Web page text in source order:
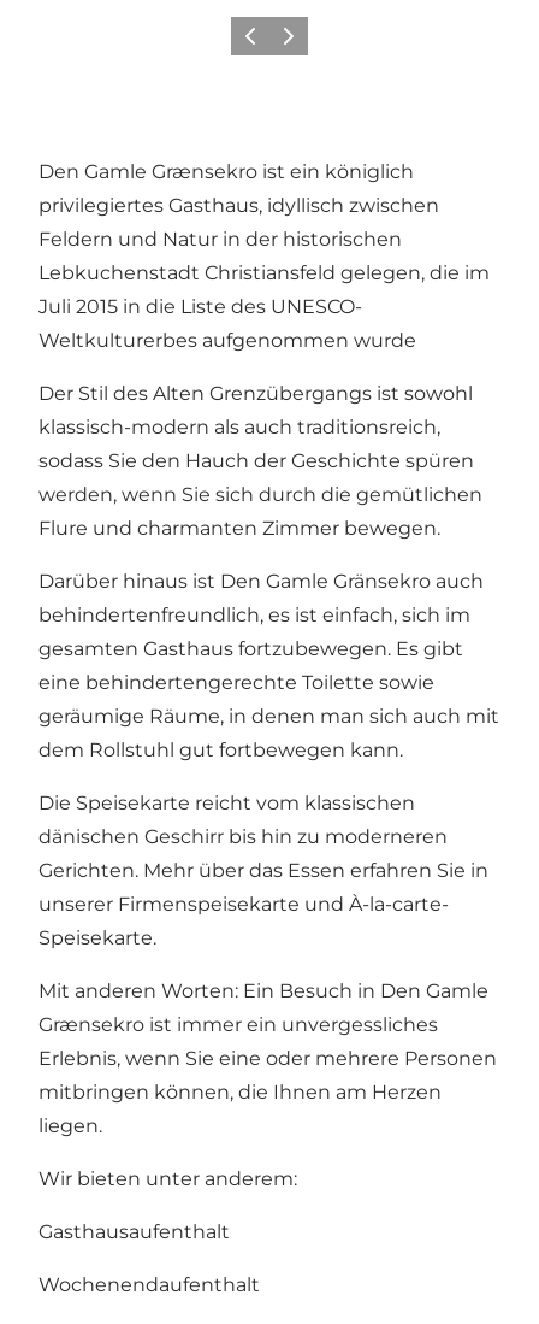
Vorherige Folie
Nächste Folie
Den Gamle Grænsekro ist ein königlich
privilegiertes Gasthaus, idyllisch zwischen
Feldern und Natur in der historischen
Lebkuchenstadt Christiansfeld gelegen, die im
Juli 2015 in die Liste des UNESCO-
Weltkulturerbes aufgenommen wurde
Der Stil des Alten Grenzübergangs ist sowohl
klassisch-modern als auch traditionsreich,
sodass Sie den Hauch der Geschichte spüren
werden, wenn Sie sich durch die gemütlichen
Flure und charmanten Zimmer bewegen.
Darüber hinaus ist Den Gamle Gränsekro auch
behindertenfreundlich, es ist einfach, sich im
gesamten Gasthaus fortzubewegen. Es gibt
eine behindertengerechte Toilette sowie
geräumige Räume, in denen man sich auch mit
dem Rollstuhl gut fortbewegen kann.
Die Speisekarte reicht vom klassischen
dänischen Geschirr bis hin zu moderneren
Gerichten. Mehr über das Essen erfahren Sie in
unserer Firmenspeisekarte und À-la-carte-
Speisekarte.
Mit anderen Worten: Ein Besuch in Den Gamle
Grænsekro ist immer ein unvergessliches
Erlebnis, wenn Sie eine oder mehrere Personen
mitbringen können, die Ihnen am Herzen
liegen.
Wir bieten unter anderem:
Gasthausaufenthalt
Wochenendaufenthalt